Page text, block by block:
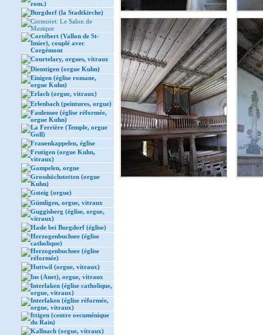
rom.)
Burgdorf (la Stadtkirche)
Cormoret: Le Salon de
Musique
Cortébert (Vallon de St-
Imier), couplé avec
Corgémont
Courtelary, orgues, vitraux
Diemtigen (orgue Kuhn)
Einigen (église romane,
orgue Kuhn)
Erlach (orgue, vitraux)
Erlenbach (peintures, orgue)
Faulensee (église réformée,
orgue Kuhn)
La Ferrière (Temple, orgue
Goll)
Frauenkappelen, église
Frutigen (orgue Kuhn,
vitraux)
Gampelen, orgue
Grosshöchstetten (orgue
Kuhn)
Gsteig (orgue)
Gümligen, orgue, vitraux
Guggisberg (église, orgue,
vitraux)
Hasle bei Burgdorf (église)
Herzogenbuchsee (église
catholique)
Herzogenbuchsee (église
réformée)
Huttwil (orgue, vitraux)
Ins (Anet), orgue, vitraux
Interlaken (église catholique,
orgue, vitraux)
Interlaken (église réformée,
orgue, vitraux)
Ittigen (centre oecuménique
du Rain)
Kallnach (orgue, vitraux)